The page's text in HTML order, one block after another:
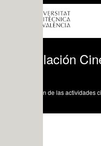
de las actividades científicas,